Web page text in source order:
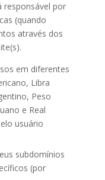
responsável por
(quando
através dos
em diferentes
Libra
Peso
e Real
usuário
subdomínios
(por